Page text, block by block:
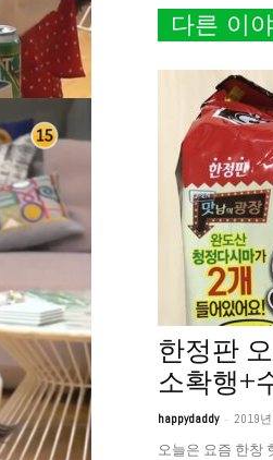
다른 이
한정판
소확행+
happydaddy - 2019
오늘은 요즘 한창